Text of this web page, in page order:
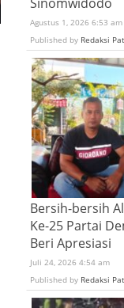
Agustus 1, 2026 6:53 am
Published by Redaksi
Bersih-bersih
Ke-25 Partai
Beri Apresiasi
Juli 24, 2026 4:54 am
Published by Redaksi